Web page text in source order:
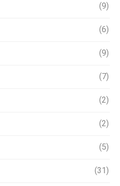
(9)
(6)
(9)
(7)
(2)
(2)
(5)
(31)